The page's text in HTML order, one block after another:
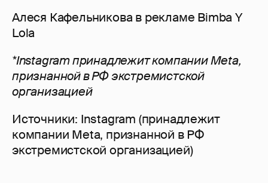
Алеся Кафельникова в рекламе Bimba Y
Lola
*Instagram принадлежит компании Meta,
признанной в РФ экстремистской
организацией
Источники: Instagram (принадлежит
компании Meta, признанной в РФ
экстремистской организацией)